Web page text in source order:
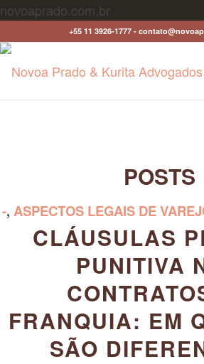
novoaprado.com.br
+55 11 3926-1777 -
POSTS
-, ASPECTOS LEGAIS DE
CLÁUSULAS
PUNITIVA
FRANQUIA: EM
SÃO